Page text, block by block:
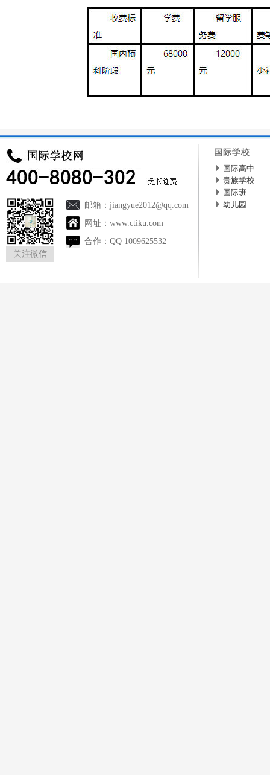
关注微信
邮箱： jiangyue2012@qq.com
网址： www.ctiku.com
合作： QQ 1009625532
国际学校
国际高中
贵族学校
国际班
幼儿园